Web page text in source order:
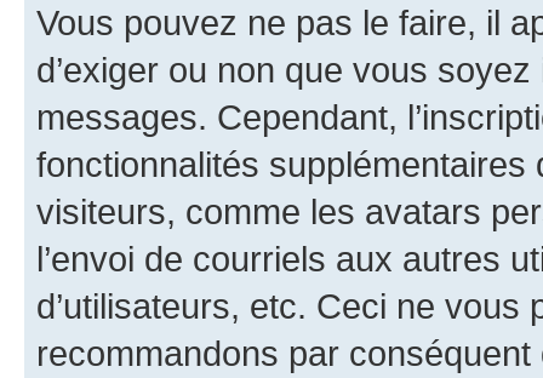
Vous pouvez ne pas le faire, il
d’exiger ou non que vous
messages. Cependant,
fonctionnalités
visiteurs, comme les avatars
l’envoi de courriels aux autres
d’utilisateurs, etc. Ceci ne vous
recommandons par conséquent